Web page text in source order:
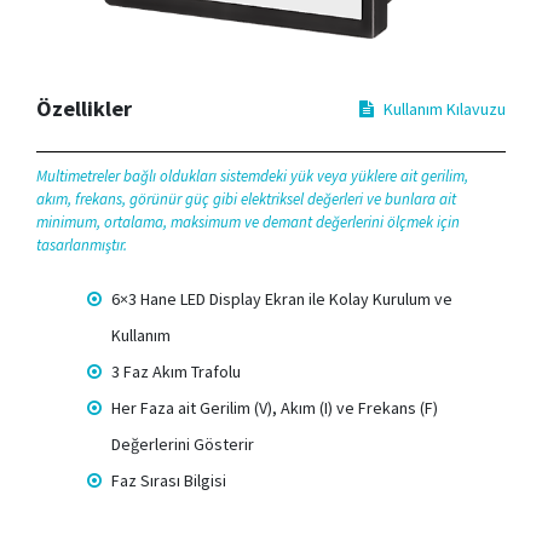
Özellikler Kullanım Kılavuzu
Multimetreler bağlı oldukları sistemdeki yük veya yüklere ait gerilim,
akım, frekans, görünür güç gibi elektriksel değerleri ve bunlara ait
minimum, ortalama, maksimum ve demant değerlerini ölçmek için
tasarlanmıştır.
6×3 Hane LED Display Ekran ile Kolay Kurulum ve
Kullanım
3 Faz Akım Trafolu
Her Faza ait Gerilim (V), Akım (I) ve Frekans (F)
Değerlerini Gösterir
Faz Sırası Bilgisi